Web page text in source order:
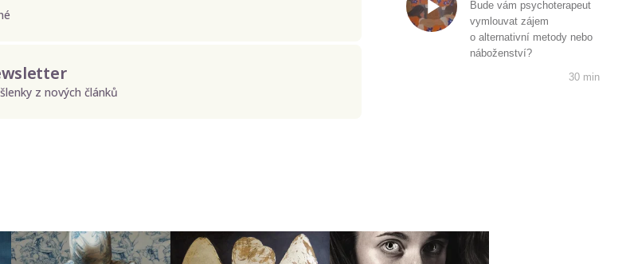
z nových článků
Bude vám psychoterapeut
vymlouvat zájem
o alternativní metody nebo
náboženství?
30 min